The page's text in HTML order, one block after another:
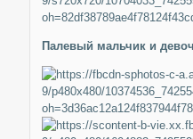
Палевый мальчик и